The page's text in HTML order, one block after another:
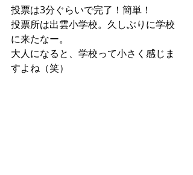
投票は3分ぐらいで完了！簡単！
投票所は出雲小学校。久しぶりに学校
に来たなー。
大人になると、学校って小さく感じま
すよね（笑）